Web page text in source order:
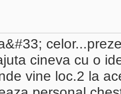
cineva cu o
vine loc.2 la